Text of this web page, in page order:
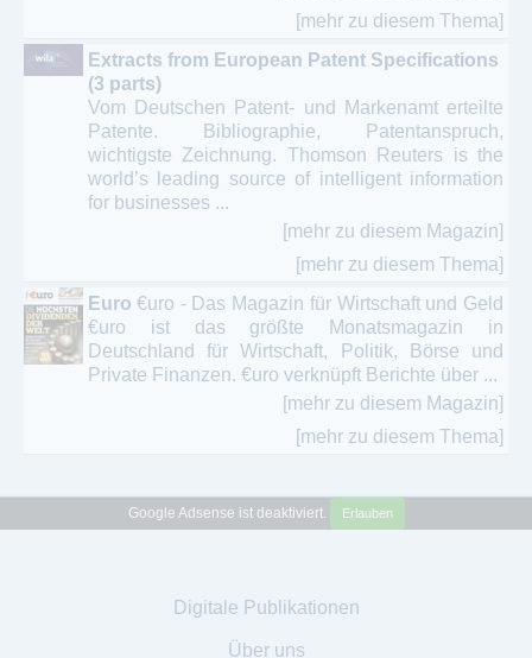
[mehr zu diesem Thema]
Extracts from European Patent Specifications
(3 parts)
Vom Deutschen Patent- und Markenamt erteilte
Patente. Bibliographie, Patentanspruch,
wichtigste Zeichnung. Thomson Reuters is the
world’s leading source of intelligent information
for businesses ...
[mehr zu diesem Magazin]
[mehr zu diesem Thema]
Euro €uro - Das Magazin für Wirtschaft und Geld
€uro ist das größte Monatsmagazin in
Deutschland für Wirtschaft, Politik, Börse und
Private Finanzen. €uro verknüpft Berichte über ...
[mehr zu diesem Magazin]
[mehr zu diesem Thema]
Google Adsense ist deaktiviert. Erlauben
Digitale Publikationen
Über uns